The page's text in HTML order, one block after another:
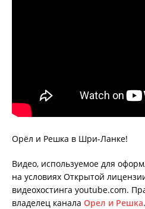
Орёл и Решка в Шри-Ланке!
Видео, используемое для
на условиях Открытой
видеохостинга youtube.com.
владелец канала Орел и Решка.